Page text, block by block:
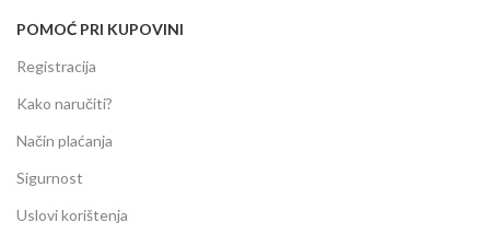
POMOĆ PRI KUPOVINI
Registracija
Kako naručiti?
Način plaćanja
Sigurnost
Uslovi korištenja